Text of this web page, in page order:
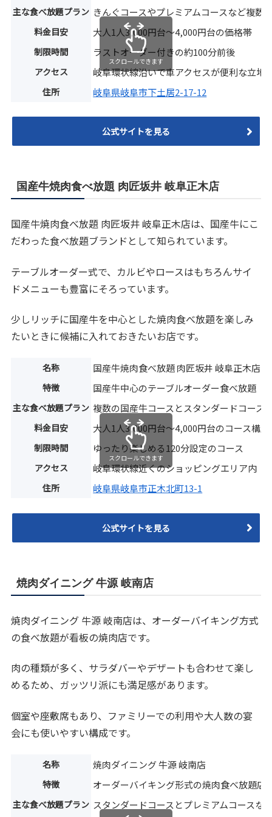
主な食べ放題プラン きんぐコースやプレミアムコースなど複数
料金目安 大人1人3,000円台〜4,000円台の価格帯
制限時間 ラストオーダー付きの約100分前後
アクセス 岐阜環状線沿いで車アクセスが便利な立地
住所 岐阜県岐阜市下土居2-17-12
スクロールできます
公式サイトを見る
国産牛焼肉食べ放題 肉匠坂井 岐阜正木店
国産牛焼肉食べ放題 肉匠坂井 岐阜正木店は、国産牛にこ
だわった食べ放題ブランドとして知られています。
テーブルオーダー式で、カルビやロースはもちろんサイ
ドメニューも豊富にそろっています。
少しリッチに国産牛を中心とした焼肉食べ放題を楽しみ
たいときに候補に入れておきたいお店です。
名称 国産牛焼肉食べ放題 肉匠坂井 岐阜正木店
特徴 国産牛中心のテーブルオーダー食べ放題
主な食べ放題プラン 複数の国産牛コースとスタンダードコース
料金目安 大人1人3,000円台〜4,000円台のコース構成
制限時間 ゆったり楽しめる120分設定のコース
アクセス 岐阜環状線近くのショッピングエリア内
住所 岐阜県岐阜市正木北町13-1
スクロールできます
公式サイトを見る
焼肉ダイニング 牛源 岐南店
焼肉ダイニング 牛源 岐南店は、オーダーバイキング方式
の食べ放題が看板の焼肉店です。
肉の種類が多く、サラダバーやデザートも合わせて楽し
めるため、ガッツリ派にも満足感があります。
個室や座敷席もあり、ファミリーでの利用や大人数の宴
会にも使いやすい構成です。
名称 焼肉ダイニング 牛源 岐南店
特徴 オーダーバイキング形式の焼肉食べ放題店
主な食べ放題プラン スタンダードコースとプレミアムコースな